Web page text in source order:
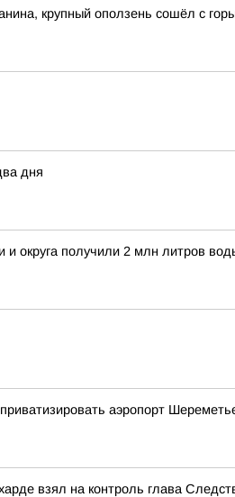
крупный оползень сошёл с
дня
округа получили 2 млн литров
аэропорт
взял на контроль глава